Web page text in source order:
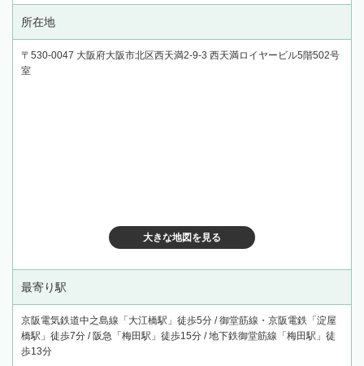
所在地
〒530-0047 大阪府大阪市北区西天満2-9-3 西天満ロイヤービル5階502号
室
大きな地図を見る
最寄り駅
京阪電気鉄道中之島線「大江橋駅」徒歩5分 / 御堂筋線・京阪電鉄「淀屋
橋駅」徒歩7分 / 阪急「梅田駅」徒歩15分 / 地下鉄御堂筋線「梅田駅」徒
歩13分